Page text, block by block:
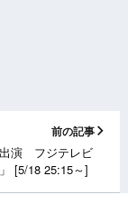
前の記事
演 フジテレビ
[5/18 25:15～]